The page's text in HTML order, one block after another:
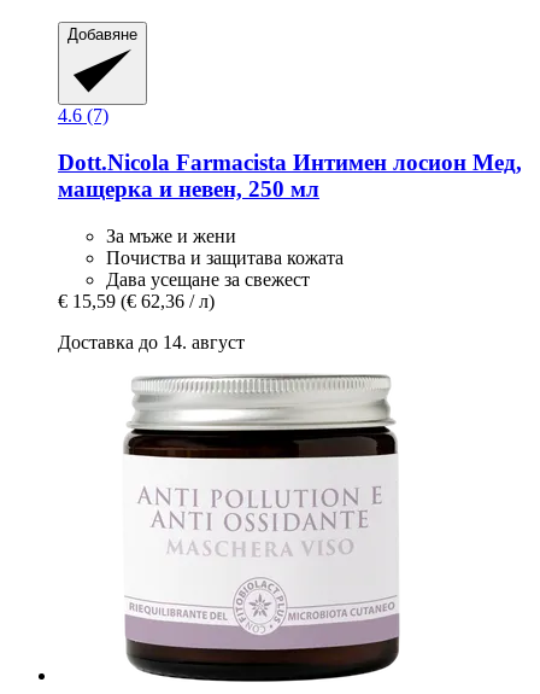
Добавяне
4.6 (7)
Dott.Nicola Farmacista Интимен лосион Мед,
мащерка и невен, 250 мл
За мъже и жени
Почиства и защитава кожата
Дава усещане за свежест
€ 15,59 (€ 62,36 / л)
Доставка до 14. август